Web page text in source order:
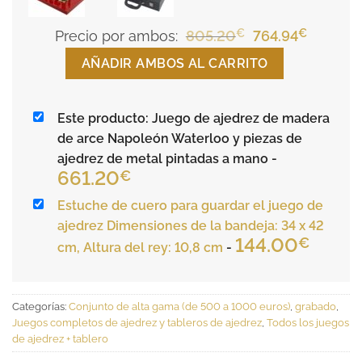
Precio por ambos: 805.20€
El
precio
original
805.20€.
764.94€El
AÑADIR AMBOS AL CARRITO
Este producto: Juego de ajedrez de madera
de arce Napoleón Waterloo y piezas de
ajedrez de metal pintadas a mano -
661.20€
Estuche de cuero para guardar el juego de
ajedrez Dimensiones de la bandeja: 34 x 42
cm, Altura del rey: 10,8 cm - 144.00€
Categorías: Conjunto de alta gama (de 500 a 1000 euros), grabado,
Juegos completos de ajedrez y tableros de ajedrez, Todos los juegos
de ajedrez + tablero